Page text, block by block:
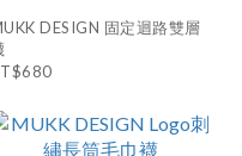
DESIGN 固定迴路雙層